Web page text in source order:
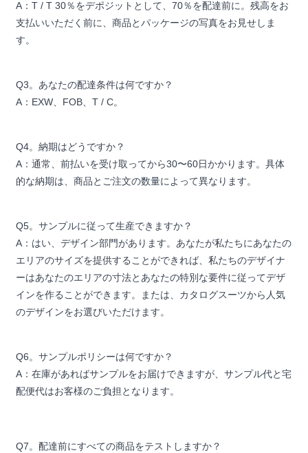
A：T / T 30％をデポジットとして、70％を配達前に。残高をお
支払いいただく前に、商品とパッケージの写真をお見せしま
す。
Q3。あなたの配達条件は何ですか？
A：EXW、FOB、T / C。
Q4。納期はどうですか？
A：通常、前払いを受け取ってから30〜60日かかります。具体
的な納期は、商品とご注文の数量によって異なります。
Q5。サンプルに従って生産できますか？
A：はい、デザイン部門があります。あなたが私たちにあなたの
エリアのサイズを提供することができれば、私たちのデザイナ
ーはあなたのエリアの寸法とあなたの特別な要件に従ってデザ
インを作ることができます。または、カタログスーツから人気
のデザインをお選びいただけます。
Q6。サンプルポリシーは何ですか？
A：在庫があればサンプルをお届けできますが、サンプル代と宅
配便代はお客様のご負担となります。
Q7。配達前にすべての商品をテストしますか？